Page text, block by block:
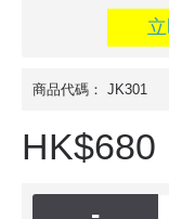
商品代碼： JK301
HK$680